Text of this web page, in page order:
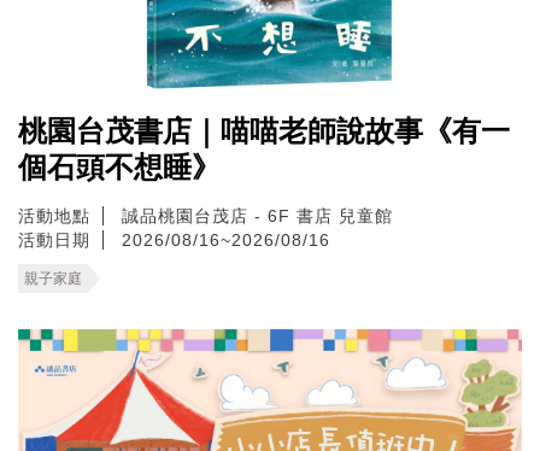
桃園台茂書店｜喵喵老師說故事《有一
個石頭不想睡》
活動地點
誠品桃園台茂店 - 6F 書店 兒童館
活動日期
2026/08/16~2026/08/16
親子家庭